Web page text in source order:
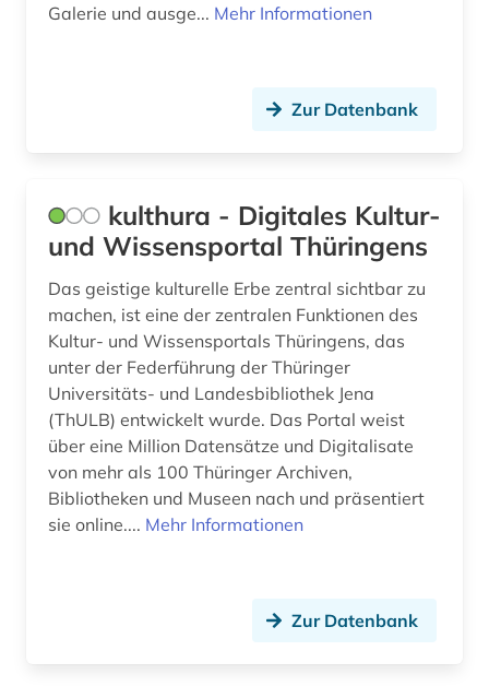
Galerie und ausge... Mehr Informationen
Zur Datenbank
kulthura - Digitales Kultur-
und Wissensportal Thüringens
Das geistige kulturelle Erbe zentral sichtbar zu
machen, ist eine der zentralen Funktionen des
Kultur- und Wissensportals Thüringens, das
unter der Federführung der Thüringer
Universitäts- und Landesbibliothek Jena
(ThULB) entwickelt wurde. Das Portal weist
über eine Million Datensätze und Digitalisate
von mehr als 100 Thüringer Archiven,
Bibliotheken und Museen nach und präsentiert
sie online.... Mehr Informationen
Zur Datenbank